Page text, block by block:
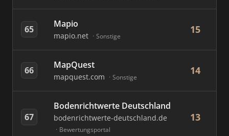
65 Mapio
mapio.net Sonstige
15
66 MapQuest
mapquest.com Sonstige
14
67
Bodenrichtwerte Deutschland
bodenrichtwerte-deutschland.de
Bewertungsportal
13